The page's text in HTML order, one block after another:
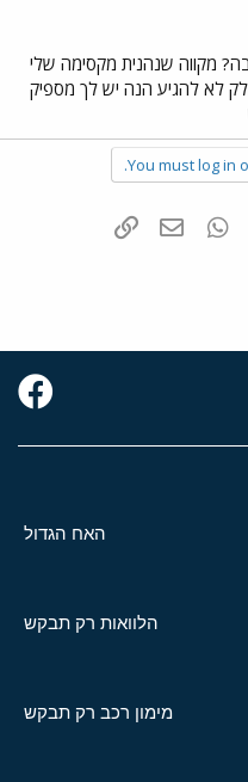
מקווה שנהנית מקסימה שלי
לא להגיע הנה יש לך מספיק
You must log in
Tumblr
WhatsAppדואר אלקטרוני
האח הגדול
הלוואות רק תבקש
מימון רכב רק תבקש